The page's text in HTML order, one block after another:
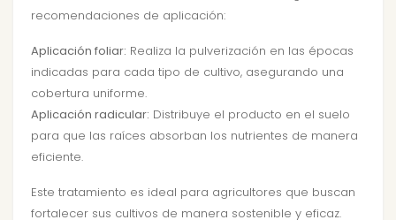
recomendaciones de aplicación:
Aplicación foliar: Realiza la pulverización en las épocas
indicadas para cada tipo de cultivo, asegurando una
cobertura uniforme.
Aplicación radicular: Distribuye el producto en el suelo
para que las raíces absorban los nutrientes de manera
eficiente.
Este tratamiento es ideal para agricultores que buscan
fortalecer sus cultivos de manera sostenible y eficaz.